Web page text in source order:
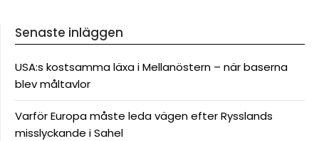
Senaste inläggen
USA:s kostsamma läxa i Mellanöstern – när baserna
blev måltavlor
Varför Europa måste leda vägen efter Rysslands
misslyckande i Sahel